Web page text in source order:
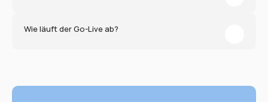
Wie läuft der Go-Live ab?